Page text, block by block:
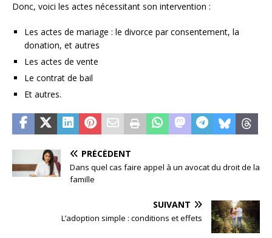
Donc, voici les actes nécessitant son intervention :
Les actes de mariage : le divorce par consentement, la
donation, et autres
Les actes de vente
Le contrat de bail
Et autres.
PRÉCÉDENT
Dans quel cas faire appel à un avocat du droit de la
famille
SUIVANT
L’adoption simple : conditions et effets